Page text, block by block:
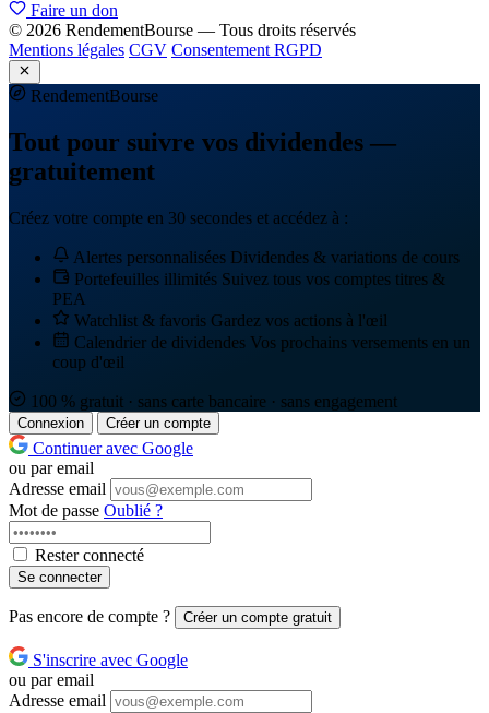
Faire un don
© 2026 RendementBourse — Tous droits réservés
Mentions légales CGV Consentement RGPD
RendementBourse
Tout pour suivre vos dividendes —
gratuitement
Créez votre compte en 30 secondes et accédez à :
Alertes personnalisées Dividendes & variations de cours
Portefeuilles illimités Suivez tous vos comptes titres &
PEA
Watchlist & favoris Gardez vos actions à l'œil
Calendrier de dividendes Vos prochains versements en un
coup d'œil
100 % gratuit · sans carte bancaire · sans engagement
Connexion Créer un compte
Continuer avec Google
ou par email
Adresse email
Mot de passe Oublié ?
Rester connecté
Se connecter
Pas encore de compte ? Créer un compte gratuit
S'inscrire avec Google
ou par email
Adresse email